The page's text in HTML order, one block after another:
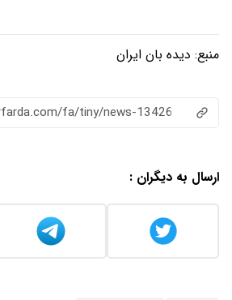
منبع: دیده بان ایران
fa/tiny/news-13426
ارسال به دیگران :